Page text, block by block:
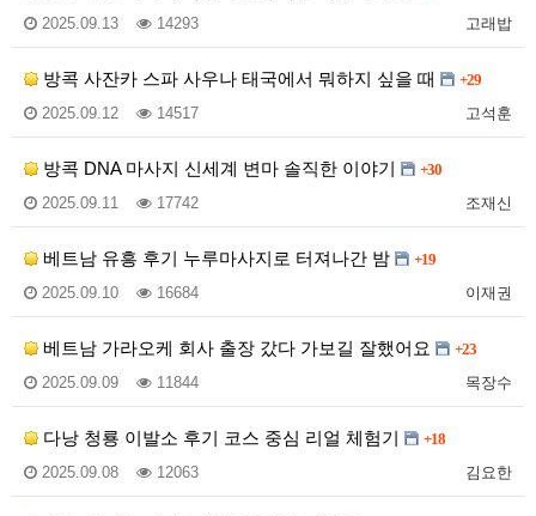
고래밥
2025.09.13 14293
방콕 사잔카 스파 사우나 태국에서 뭐하지 싶을 때 +29
고석훈
2025.09.12 14517
방콕 DNA 마사지 신세계 변마 솔직한 이야기 +30
조재신
2025.09.11 17742
베트남 유흥 후기 누루마사지로 터져나간 밤 +19
이재권
2025.09.10 16684
베트남 가라오케 회사 출장 갔다 가보길 잘했어요 +23
목장수
2025.09.09 11844
다낭 청룡 이발소 후기 코스 중심 리얼 체험기 +18
김요한
2025.09.08 12063